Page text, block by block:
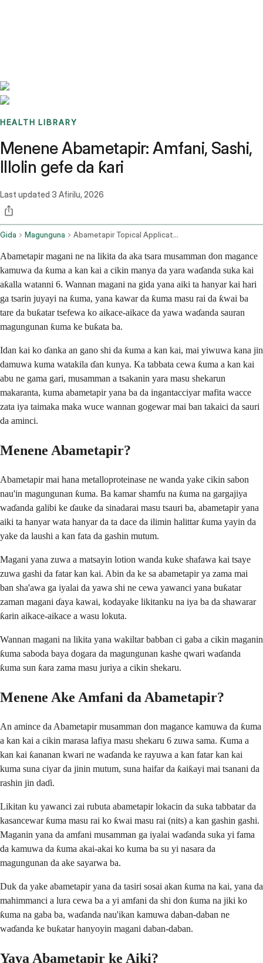
HEALTH LIBRARY
Menene Abametapir: Amfani, Sashi,
Illolin gefe da ƙari
Last updated 3 Afirilu, 2026
Gida Magunguna Abametapir Topical Application Route
Abametapir magani ne na likita da aka tsara musamman don magance
kamuwa da ƙuma a kan kai a cikin manya da yara waɗanda suka kai
aƙalla watanni 6. Wannan magani na gida yana aiki ta hanyar kai hari
ga tsarin juyayi na ƙuma, yana kawar da ƙuma masu rai da ƙwai ba
tare da buƙatar tsefewa ko aikace-aikace da yawa waɗanda sauran
magungunan ƙuma ke buƙata ba.
Idan kai ko ɗanka an gano shi da ƙuma a kan kai, mai yiwuwa kana jin
damuwa kuma watakila ɗan kunya. Ka tabbata cewa ƙuma a kan kai
abu ne gama gari, musamman a tsakanin yara masu shekarun
makaranta, kuma abametapir yana ba da ingantacciyar mafita wacce
zata iya taimaka maka wuce wannan gogewar mai ban takaici da sauri
da aminci.
Menene Abametapir?
Abametapir mai hana metalloproteinase ne wanda yake cikin sabon
nau'in magungunan ƙuma. Ba kamar shamfu na ƙuma na gargajiya
waɗanda galibi ke ɗauke da sinadarai masu tsauri ba, abametapir yana
aiki ta hanyar wata hanyar da ta dace da ilimin halittar ƙuma yayin da
yake da laushi a kan fata da gashin mutum.
Magani yana zuwa a matsayin lotion wanda kuke shafawa kai tsaye
zuwa gashi da fatar kan kai. Abin da ke sa abametapir ya zama mai
ban sha'awa ga iyalai da yawa shi ne cewa yawanci yana buƙatar
zaman magani ɗaya kawai, kodayake likitanku na iya ba da shawarar
ƙarin aikace-aikace a wasu lokuta.
Wannan magani na likita yana wakiltar babban ci gaba a cikin maganin
ƙuma saboda baya dogara da magungunan kashe qwari waɗanda
ƙuma sun ƙara zama masu juriya a cikin shekaru.
Menene Ake Amfani da Abametapir?
An amince da Abametapir musamman don magance kamuwa da ƙuma
a kan kai a cikin marasa lafiya masu shekaru 6 zuwa sama. Ƙuma a
kan kai ƙananan kwari ne waɗanda ke rayuwa a kan fatar kan kai
kuma suna ciyar da jinin mutum, suna haifar da ƙaiƙayi mai tsanani da
rashin jin daɗi.
Likitan ku yawanci zai rubuta abametapir lokacin da suka tabbatar da
kasancewar ƙuma masu rai ko ƙwai masu rai (nits) a kan gashin gashi.
Maganin yana da amfani musamman ga iyalai waɗanda suka yi fama
da kamuwa da ƙuma akai-akai ko kuma ba su yi nasara da
magungunan da ake sayarwa ba.
Duk da yake abametapir yana da tasiri sosai akan ƙuma na kai, yana da
mahimmanci a lura cewa ba a yi amfani da shi don ƙuma na jiki ko
ƙuma na gaba ba, waɗanda nau'ikan kamuwa daban-daban ne
waɗanda ke buƙatar hanyoyin magani daban-daban.
Yaya Abametapir ke Aiki?